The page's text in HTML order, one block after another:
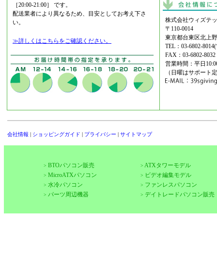
［20:00-21:00］ です。
配送業者により異なるため、目安としてお考え下さ
い。
≫詳しくはこちらをご確認ください。
株式会社ウィズテ
〒110-0014
東京都台東区北上
TEL：03-6802-
FAX：03-6802-8032
営業時間：平日
（日曜はサポート
会社情報 | ショッピングガイド | プライバシー | サイトマップ
> BTOパソコン販売 > ATXタワーモデル
> MicroATXパソコン > ビデオ編集モデル
> 水冷パソコン > ファンレスパソコン
> パーツ周辺機器 > デイトレードパソコン販売